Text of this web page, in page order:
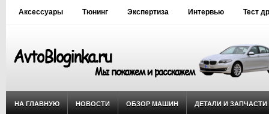
Аксессуары Тюнинг Экспертиза Интервью Тест
НА ГЛАВНУЮ НОВОСТИ ОБЗОР МАШИН ДЕТАЛИ И ЗАПЧАСТИ